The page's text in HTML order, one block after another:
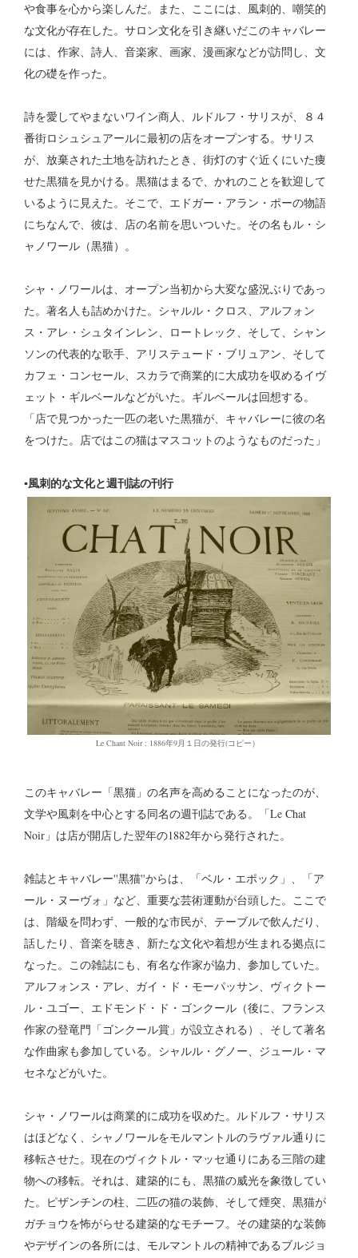
や食事を心から楽しんだ。また、ここには、風刺的、嘲笑的
な文化が存在した。サロン文化を引き継いだこのキャバレー
には、作家、詩人、音楽家、画家、漫画家などが訪問し、文
化の礎を作った。
詩を愛してやまないワイン商人、ルドルフ・サリスが、８４
番街ロシュシュアールに最初の店をオープンする。サリス
が、放棄された土地を訪れたとき、街灯のすぐ近くにいた痩
せた黒猫を見かける。黒猫はまるで、かれのことを歓迎して
いるように見えた。そこで、エドガー・アラン・ポーの物語
にちなんで、彼は、店の名前を思いついた。その名もル・シ
ャノワール（黒猫）。
シャ・ノワールは、オープン当初から大変な盛況ぶりであっ
た。著名人も詰めかけた。シャルル・クロス、アルフォン
ス・アレ・シュタインレン、ロートレック、そして、シャン
ソンの代表的な歌手、アリステュード・ブリュアン、そして
カフェ・コンセール、スカラで商業的に大成功を収めるイヴ
ェット・ギルベールなどがいた。ギルベールは回想する。
「店で見つかった一匹の老いた黒猫が、キャバレーに彼の名
をつけた。店ではこの猫はマスコットのようなものだった」
▪風刺的な文化と週刊誌の刊行
Le Chant Noir : 1886年9月１日の発行(コピー）
このキャバレー「黒猫」の名声を高めることになったのが、
文学や風刺を中心とする同名の週刊誌である。「Le Chat
Noir」は店が開店した翌年の1882年から発行された。
雑誌とキャバレー''黒猫''からは、「ベル・エポック」、「ア
ール・ヌーヴォ」など、重要な芸術運動が台頭した。ここで
は、階級を問わず、一般的な市民が、テーブルで飲んだり、
話したり、音楽を聴き、新たな文化や着想が生まれる拠点に
なった。この雑誌にも、有名な作家が協力、参加していた。
アルフォンス・アレ、ガイ・ド・モーパッサン、ヴィクトー
ル・ユゴー、エドモンド・ド・ゴンクール（後に、フランス
作家の登竜門「ゴンクール賞」が設立される）、そして著名
な作曲家も参加している。シャルル・グノー、ジュール・マ
セネなどがいた。
シャ・ノワールは商業的に成功を収めた。ルドルフ・サリス
はほどなく、シャノワールをモルマントルのラヴァル通りに
移転させた。現在のヴィクトル・マッセ通りにある三階の建
物への移転。それは、建築的にも、黒猫の威光を象徴してい
た。ピザンチンの柱、二匹の猫の装飾、そして煙突、黒猫が
ガチョウを怖がらせる建築的なモチーフ。その建築的な装飾
やデザインの各所には、モルマントルの精神であるブルジョ